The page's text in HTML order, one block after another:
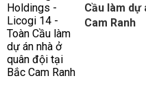
Cầu làm dự
Cam Ranh